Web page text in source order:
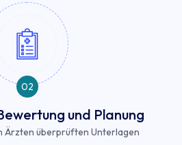
02
und Planung
Ärzten überprüften Unterlagen